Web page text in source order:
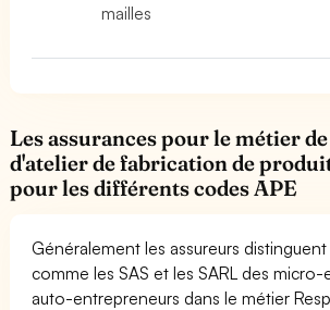
mailles
Les assurances pour le métier
d'atelier de fabrication de
pour les différents codes APE
Généralement les assureurs
comme les SAS et les SARL des
auto-entrepreneurs dans le métier